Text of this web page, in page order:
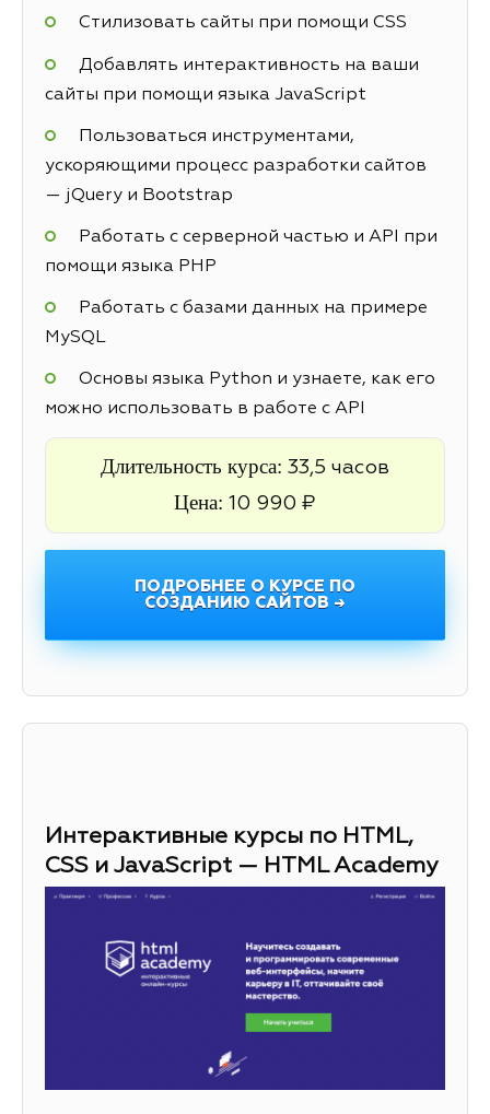
Стилизовать сайты при помощи CSS
Добавлять интерактивность на ваши
сайты при помощи языка JavaScript
Пользоваться инструментами,
ускоряющими процесс разработки сайтов
— jQuery и Bootstrap
Работать с серверной частью и API при
помощи языка PHP
Работать с базами данных на примере
MySQL
Основы языка Python и узнаете, как его
можно использовать в работе с API
Длительность курса: 33,5 часов
Цена: 10 990 ₽
ПОДРОБНЕЕ О КУРСЕ ПО
СОЗДАНИЮ САЙТОВ →
Интерактивные курсы по HTML,
CSS и JavaScript — HTML Academy